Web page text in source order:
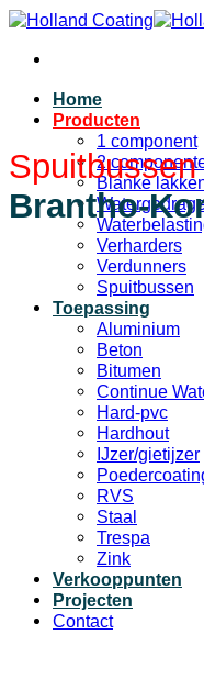
Ga
inhoud
Home
Producten
1 component
2
Blanke
Verharders
Verdunners
Spuitbussen
Toepassing
Aluminium
Beton
Bitumen
Continue
Hard-pvc
Hardhout
IJzer/gietijzer
RVS
Staal
Trespa
Zink
Verkooppunten
Projecten
Contact
Spuitbussen
Brantho-